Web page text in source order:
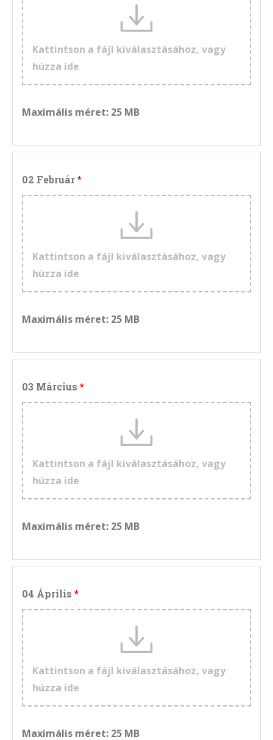
Kattintson a fájl kiválasztásához, vagy
húzza ide
Maximális méret: 25 MB
02 Február
Kattintson a fájl kiválasztásához, vagy
húzza ide
Maximális méret: 25 MB
03 Március
Kattintson a fájl kiválasztásához, vagy
húzza ide
Maximális méret: 25 MB
04 Április
Kattintson a fájl kiválasztásához, vagy
húzza ide
Maximális méret: 25 MB